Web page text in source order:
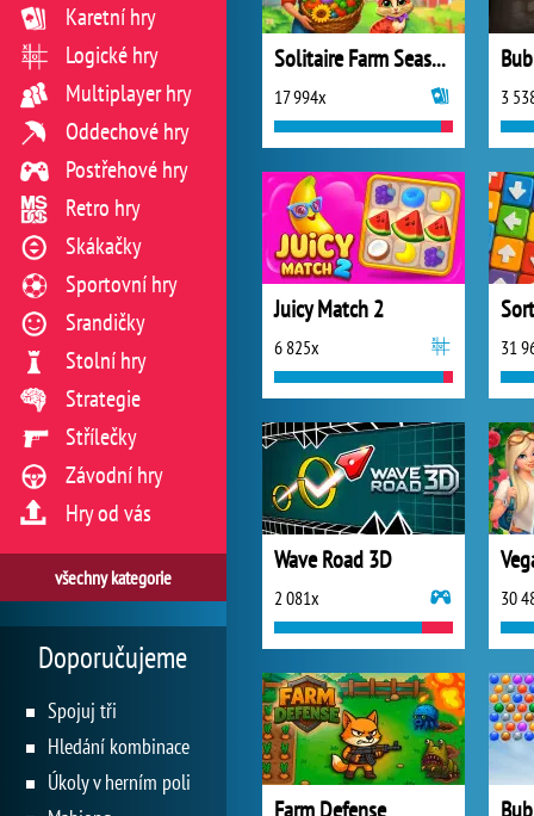
Solitaire Farm Seasons 4
17 994x 3
Juicy Match 2
6 825x 31
Wave Road 3D
2 081x 30
Karetní hry
Logické hry
Multiplayer hry
Oddechové hry
Postřehové hry
Retro hry
Skákačky
Sportovní hry
Srandičky
Stolní hry
Strategie
Střílečky
Závodní hry
Hry od vás
všechny kategorie
Doporučujeme
Spojuj tři
Hledání kombinace
Úkoly v herním poli